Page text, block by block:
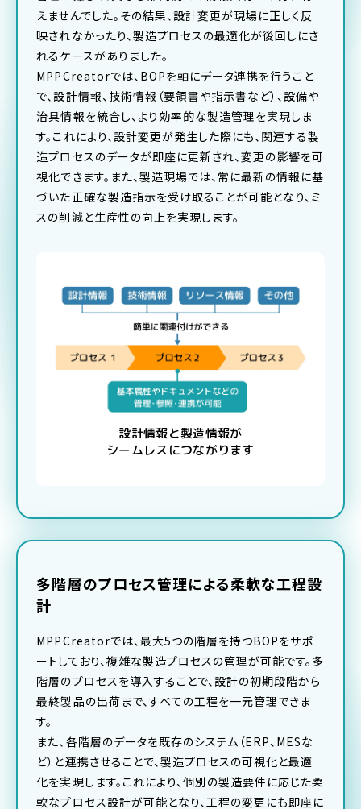
えませんでした。その結果、設計変更が現場に正しく反
映されなかったり、製造プロセスの最適化が後回しにさ
れるケースがありました。
MPPCreatorでは、BOPを軸にデータ連携を行うこと
で、設計情報、技術情報（要領書や指示書など）、設備や
治具情報を統合し、より効率的な製造管理を実現しま
す。これにより、設計変更が発生した際にも、関連する製
造プロセスのデータが即座に更新され、変更の影響を可
視化できます。また、製造現場では、常に最新の情報に基
づいた正確な製造指示を受け取ることが可能となり、ミ
スの削減と生産性の向上を実現します。
設計情報と製造情報が
シームレスにつながります
多階層のプロセス管理による柔軟な工程設
計
MPPCreatorでは、最大5つの階層を持つBOPをサポ
ートしており、複雑な製造プロセスの管理が可能です。多
階層のプロセスを導入することで、設計の初期段階から
最終製品の出荷まで、すべての工程を一元管理できま
す。
また、各階層のデータを既存のシステム（ERP、MESな
ど）と連携させることで、製造プロセスの可視化と最適
化を実現します。これにより、個別の製造要件に応じた柔
軟なプロセス設計が可能となり、工程の変更にも即座に